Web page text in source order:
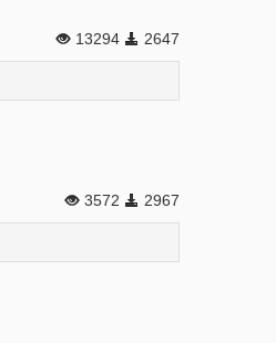
13294 2647
3572 2967